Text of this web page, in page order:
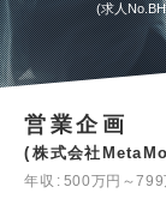
求人
営業企画
株式会社
年収
500万円～799